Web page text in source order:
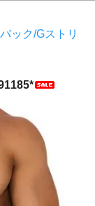
ック/Gストリ